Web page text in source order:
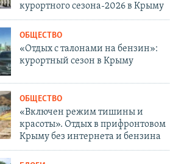
курортного сезона-2026 в Крыму
ОБЩЕСТВО
«Отдых с талонами на бензин»:
курортный сезон в Крыму
ОБЩЕСТВО
«Включен режим тишины и
красоты». Отдых в прифронтовом
Крыму без интернета и бензина